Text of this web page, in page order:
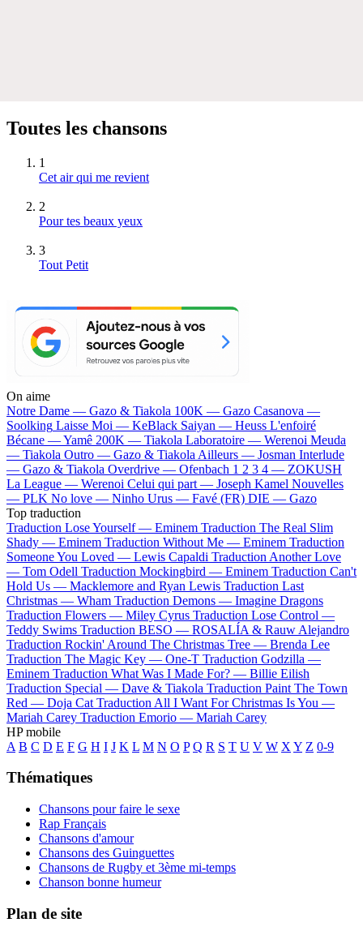
Toutes les chansons
1
Cet air qui me revient
2
Pour tes beaux yeux
3
Tout Petit
On aime
Notre Dame — Gazo & Tiakola 100K — Gazo Casanova —
Soolking Laisse Moi — KeBlack Saiyan — Heuss L'enfoiré
Bécane —Yamê 200K — Tiakola Laboratoire — Werenoi Meuda
— Tiakola Outro — Gazo & Tiakola Ailleurs — Josman Interlude
— Gazo & Tiakola Overdrive — Ofenbach 1 2 3 4 — ZOKUSH
La League — Werenoi Celui qui part — Joseph Kamel Nouvelles
— PLK No love — Ninho Urus — Favé (FR) DIE — Gazo
Top traduction
Traduction Lose Yourself — Eminem Traduction The Real Slim
Shady — Eminem Traduction Without Me — Eminem Traduction
Someone You Loved — Lewis Capaldi Traduction Another Love
— Tom Odell Traduction Mockingbird — Eminem Traduction Can't
Hold Us — Macklemore and Ryan Lewis Traduction Last
Christmas — Wham Traduction Demons — Imagine Dragons
Traduction Flowers — Miley Cyrus Traduction Lose Control —
Teddy Swims Traduction BESO — ROSALÍA & Rauw Alejandro
Traduction Rockin' Around The Christmas Tree — Brenda Lee
Traduction The Magic Key — One-T Traduction Godzilla —
Eminem Traduction What Was I Made For? — Billie Eilish
Traduction Special — Dave & Tiakola Traduction Paint The Town
Red — Doja Cat Traduction All I Want For Christmas Is You —
Mariah Carey Traduction Emorio — Mariah Carey
HP mobile
A B C D E F G H I J K L M N O P Q R S T U V W X Y Z 0-9
Thématiques
Chansons pour faire le sexe
Rap Français
Chansons d'amour
Chansons des Guinguettes
Chansons de Rugby et 3ème mi-temps
Chanson bonne humeur
Plan de site